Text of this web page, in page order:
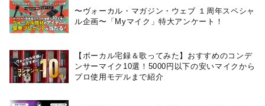
〜ヴォーカル・マガジン・ウェブ １周年スペシャ
ル企画〜「Myマイク」特大アンケート！
【ボーカル宅録＆歌ってみた】おすすめのコンデ
ンサーマイク10選！5000円以下の安いマイクから
プロ使用モデルまで紹介